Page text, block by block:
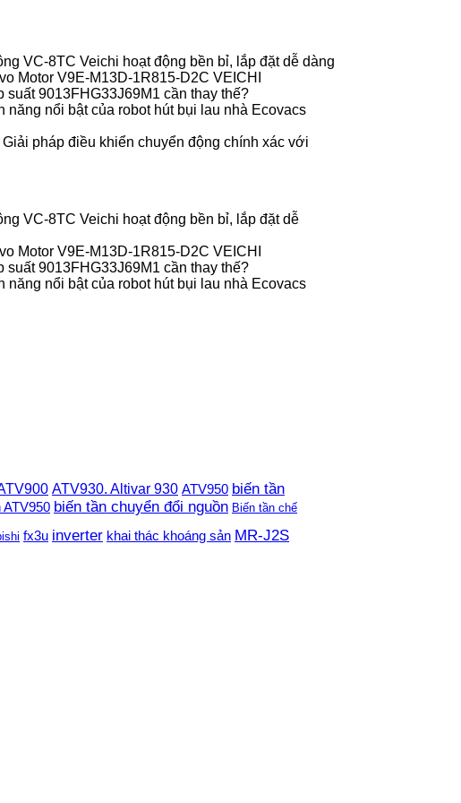
VC-8TC Veichi hoạt động bền bỉ, lắp đặt dễ dàng
Motor V9E-M13D-1R815-D2C VEICHI
9013FHG33J69M1 cần thay thế?
năng nổi bật của robot hút bụi lau nhà Ecovacs
pháp điều khiển chuyển động chính xác với
VC-8TC Veichi hoạt động bền bỉ, lắp đặt dễ
Motor V9E-M13D-1R815-D2C VEICHI
9013FHG33J69M1 cần thay thế?
năng nổi bật của robot hút bụi lau nhà Ecovacs
ATV930. Altivar 930 ATV950 biến tần
ATV950 biến tần chuyển đổi nguồn Biến tần chế
fx3u inverter khai thác khoáng sản MR-J2S